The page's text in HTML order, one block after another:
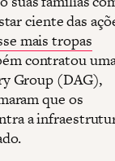
ciente das
mais tropas
contratou
Group (DAG),
que os
a